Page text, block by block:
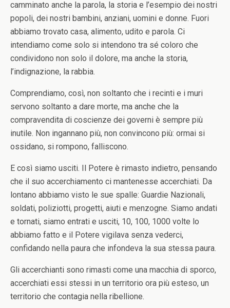
camminato anche la parola, la storia e l’esempio dei nostri
popoli, dei nostri bambini, anziani, uomini e donne. Fuori
abbiamo trovato casa, alimento, udito e parola. Ci
intendiamo come solo si intendono tra sé coloro che
condividono non solo il dolore, ma anche la storia,
l’indignazione, la rabbia.
Comprendiamo, così, non soltanto che i recinti e i muri
servono soltanto a dare morte, ma anche che la
compravendita di coscienze dei governi è sempre più
inutile. Non ingannano più, non convincono più: ormai si
ossidano, si rompono, falliscono.
E così siamo usciti. Il Potere è rimasto indietro, pensando
che il suo accerchiamento ci mantenesse accerchiati. Da
lontano abbiamo visto le sue spalle: Guardie Nazionali,
soldati, poliziotti, progetti, aiuti e menzogne. Siamo andati
e tornati, siamo entrati e usciti, 10, 100, 1000 volte lo
abbiamo fatto e il Potere vigilava senza vederci,
confidando nella paura che infondeva la sua stessa paura.
Gli accerchianti sono rimasti come una macchia di sporco,
accerchiati essi stessi in un territorio ora più esteso, un
territorio che contagia nella ribellione.